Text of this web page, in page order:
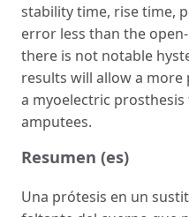
stability time, rise time,
error less than the
there is not notable
results will allow a
a myoelectric
amputees.
Resumen (es)
Una prótesis en un